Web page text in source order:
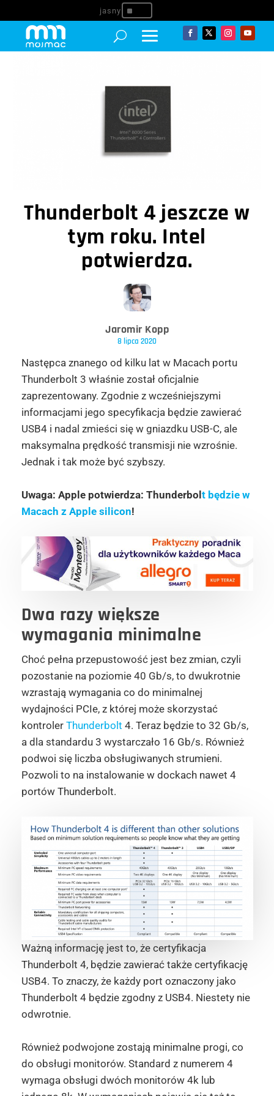
^
Thunderbolt 4 jeszcze w
tym roku. Intel
potwierdza.
Jaromir Kopp
8 lipca 2020
Następca znanego od kilku lat w Macach portu
Thunderbolt 3 właśnie został oficjalnie
zaprezentowany. Zgodnie z wcześniejszymi
informacjami jego specyfikacja będzie zawierać
USB4 i nadal zmieści się w gniazdku USB-C, ale
maksymalna prędkość transmisji nie wzrośnie.
Jednak i tak może być szybszy.
Uwaga: Apple potwierdza: Thunderbolt będzie w
Macach z Apple silicon!
Dwa razy większe
wymagania minimalne
Choć pełna przepustowość jest bez zmian, czyli
pozostanie na poziomie 40 Gb/s, to dwukrotnie
wzrastają wymagania co do minimalnej
wydajności PCIe, z której może skorzystać
kontroler Thunderbolt 4. Teraz będzie to 32 Gb/s,
a dla standardu 3 wystarczało 16 Gb/s. Również
podwoi się liczba obsługiwanych strumieni.
Pozwoli to na instalowanie w dockach nawet 4
portów Thunderbolt.
Ważną informację jest to, że certyfikacja
Thunderbolt 4, będzie zawierać także certyfikację
USB4. To znaczy, że każdy port oznaczony jako
Thunderbolt 4 będzie zgodny z USB4. Niestety nie
odwrotnie.
Również podwojone zostają minimalne progi, co
do obsługi monitorów. Standard z numerem 4
wymaga obsługi dwóch monitorów 4k lub